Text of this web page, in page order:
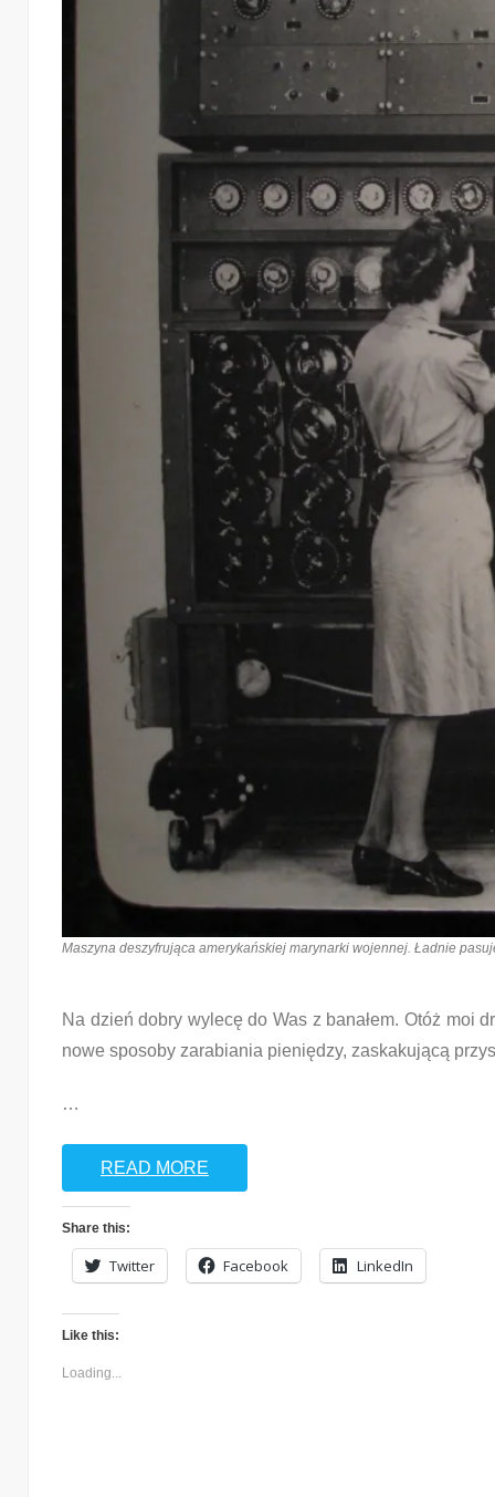
Maszyna deszyfrująca amerykańskiej marynarki wojennej. Ładnie
Na dzień dobry wylecę do Was z banałem. Otóż moi
nowe sposoby zarabiania pieniędzy, zaskakującą
…
READ MORE
Share this:
Twitter Facebook LinkedIn
Like this:
Loading...